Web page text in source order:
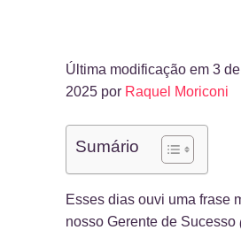
Última modificação em 3
2025 por Raquel Moriconi
Sumário
Esses dias ouvi uma frase
nosso Gerente de Sucesso